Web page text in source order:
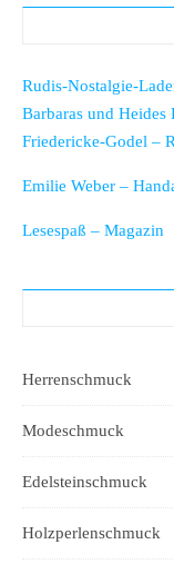
Rudis-Nostalgie-
Barbaras und Heides
Friedericke-Godel –
Emilie Weber –
Lesespaß – Magazin
Herrenschmuck
Modeschmuck
Edelsteinschmuck
Holzperlenschmuck